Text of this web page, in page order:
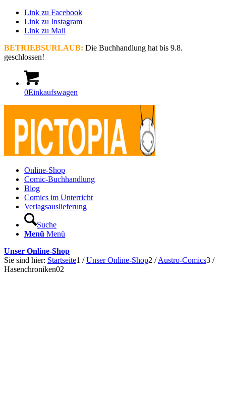
Link zu Facebook
Link zu Instagram
Link zu Mail
BETRIEBSURLAUB: Die Buchhandlung hat bis 9.8.
geschlossen!
0Einkaufswagen
Online-Shop
Comic-Buchhandlung
Blog
Comics im Unterricht
Verlagsauslieferung
Suche
Menü Menü
Unser Online-Shop
Sie sind hier: Startseite1 / Unser Online-Shop2 / Austro-Comics3 /
Hasenchroniken02